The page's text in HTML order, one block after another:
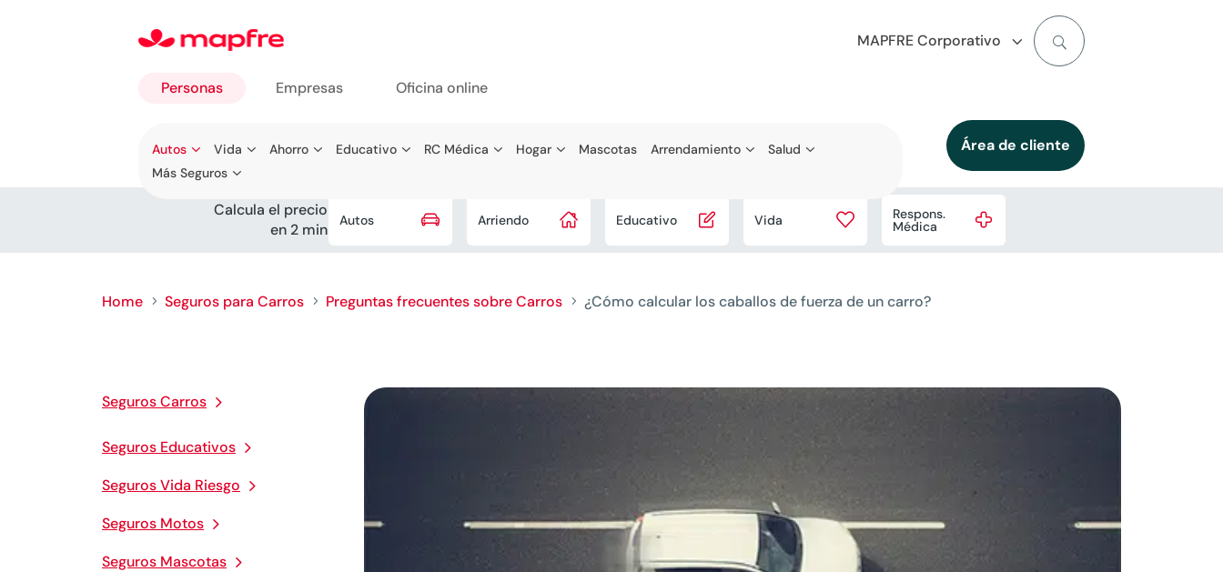
MAPFRE Corporativo
Área de cliente
Personas
Ir a
Personas
Autos Vida Ahorro Educativo RC Médica Hogar Mascotas Arrendamiento
Salud
Más Seguros
Empresas Oficina online
Calcula el precio
en 2 min

Autos 
Arriendo 
Educativo 
Vida 
Respons.
Médica
Home 5 Seguros para Carros 5 Preguntas frecuentes sobre Carros 5 ¿Cómo calcular los caballos de fuerza de un carro?
Seguros Carros
Seguros Educativos
Seguros Vida Riesgo
Seguros Motos
Seguros Mascotas